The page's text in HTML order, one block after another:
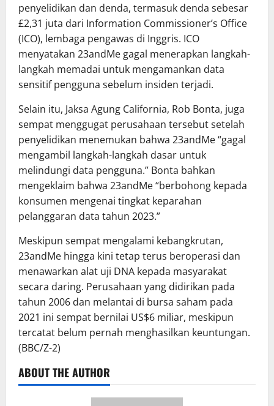
penyelidikan dan denda, termasuk denda sebesar
£2,31 juta dari Information Commissioner’s Office
(ICO), lembaga pengawas di Inggris. ICO
menyatakan 23andMe gagal menerapkan langkah-
langkah memadai untuk mengamankan data
sensitif pengguna sebelum insiden terjadi.
Selain itu, Jaksa Agung California, Rob Bonta, juga
sempat menggugat perusahaan tersebut setelah
penyelidikan menemukan bahwa 23andMe “gagal
mengambil langkah-langkah dasar untuk
melindungi data pengguna.” Bonta bahkan
mengeklaim bahwa 23andMe “berbohong kepada
konsumen mengenai tingkat keparahan
pelanggaran data tahun 2023.”
Meskipun sempat mengalami kebangkrutan,
23andMe hingga kini tetap terus beroperasi dan
menawarkan alat uji DNA kepada masyarakat
secara daring. Perusahaan yang didirikan pada
tahun 2006 dan melantai di bursa saham pada
2021 ini sempat bernilai US$6 miliar, meskipun
tercatat belum pernah menghasilkan keuntungan.
(BBC/Z-2)
ABOUT THE AUTHOR